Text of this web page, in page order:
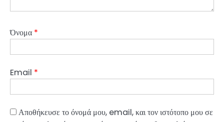
Όνομα *
Email *
Αποθήκευσε το όνομά μου, email, και τον ιστότοπο μου σε